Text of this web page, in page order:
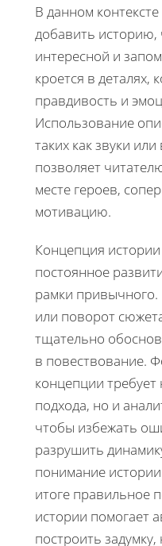
В данном
добавить
интересной и
кроется в
правдивость и
Использование
таких как звуки
позволяет
месте героев,
мотивацию.
Концепция
постоянное
рамки
или поворот
тщательно
в повествование.
концепции требует
подхода, но и
чтобы избежать
разрушить
понимание
итоге правильное
истории помогает
построить